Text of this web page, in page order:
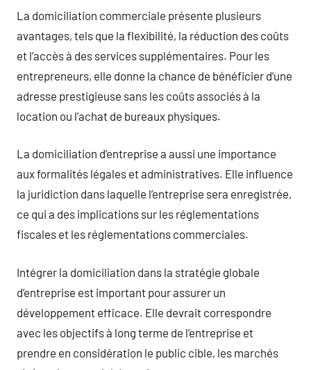
La domiciliation commerciale présente plusieurs
avantages, tels que la flexibilité, la réduction des coûts
et l’accès à des services supplémentaires. Pour les
entrepreneurs, elle donne la chance de bénéficier d’une
adresse prestigieuse sans les coûts associés à la
location ou l’achat de bureaux physiques.
La domiciliation d’entreprise a aussi une importance
aux formalités légales et administratives. Elle influence
la juridiction dans laquelle l’entreprise sera enregistrée,
ce qui a des implications sur les réglementations
fiscales et les réglementations commerciales.
Intégrer la domiciliation dans la stratégie globale
d’entreprise est important pour assurer un
développement efficace. Elle devrait correspondre
avec les objectifs à long terme de l’entreprise et
prendre en considération le public cible, les marchés